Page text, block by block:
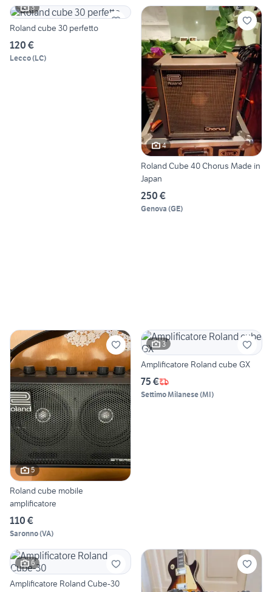
3
Roland cube 30 perfetto
120 €
Lecco(LC)
4
Roland Cube 40 Chorus Made in
Japan
250 €
Genova (GE)
5
Roland cube mobile
amplificatore
110 €
Saronno(VA)
3
Amplificatore Roland cube GX
75 €
Settimo Milanese(MI)
6
Amplificatore Roland Cube-30